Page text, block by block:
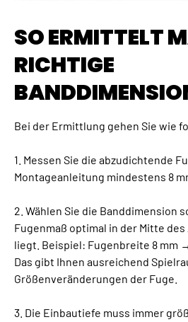
SO ERMITTELT
RICHTIGE
Bei der Ermittlung gehen Sie wie
1. Messen Sie die abzudichtende
Montageanleitung mindestens 8
2. Wählen Sie die Banddimension
Fugenmaß optimal in der Mitte
liegt. Beispiel: Fugenbreite 8 mm
Das gibt Ihnen ausreichend
Größenveränderungen der Fuge.
3. Die Einbautiefe muss immer